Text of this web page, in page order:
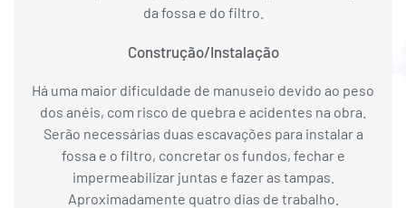
da fossa e do filtro.
Construção/Instalação
Há uma maior dificuldade de manuseio devido ao peso
dos anéis, com risco de quebra e acidentes na obra.
Serão necessárias duas escavações para instalar a
fossa e o filtro, concretar os fundos, fechar e
impermeabilizar juntas e fazer as tampas.
Aproximadamente quatro dias de trabalho.